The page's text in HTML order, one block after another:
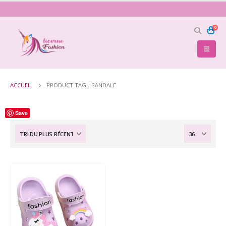
0
ACCUEIL PRODUCT TAG - SANDALE
Save